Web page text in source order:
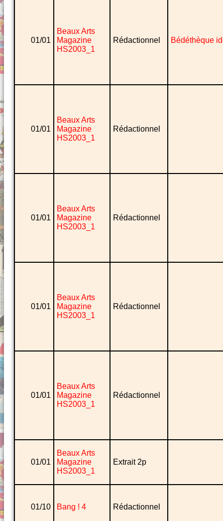
01/01
Beaux Arts
Magazine
HS2003_1
Rédactionnel Bédéthèque
01/01
Beaux Arts
Magazine
HS2003_1
Rédactionnel
01/01
Beaux Arts
Magazine
HS2003_1
Rédactionnel
01/01
Beaux Arts
Magazine
HS2003_1
Rédactionnel
01/01
Beaux Arts
Magazine
HS2003_1
Rédactionnel
01/01
Beaux Arts
Magazine
HS2003_1
Extrait 2p
01/10 Bang ! 4 Rédactionnel